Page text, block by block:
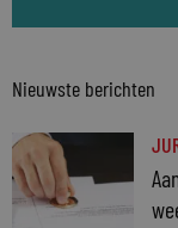
Nieuwste berichten